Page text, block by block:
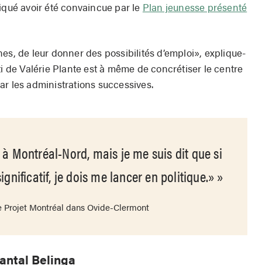
avoir été convaincue par le Plan jeunesse présenté
de leur donner des possibilités d’emploi», explique-
de Valérie Plante est à même de concrétiser le centre
les administrations successives.
Montréal-Nord, mais je me suis dit que si
je dois me lancer en politique.»
Montréal dans Ovide-Clermont
Belinga